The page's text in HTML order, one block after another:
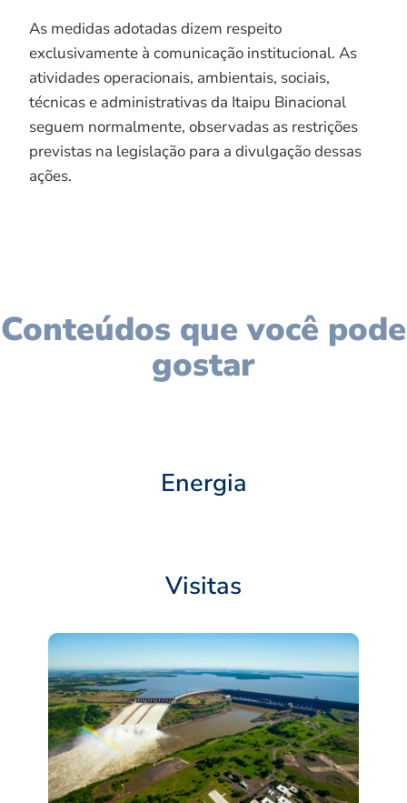
As medidas adotadas dizem respeito
exclusivamente à comunicação institucional. As
atividades operacionais, ambientais, sociais,
técnicas e administrativas da Itaipu Binacional
seguem normalmente, observadas as restrições
previstas na legislação para a divulgação dessas
ações.
Conteúdos que você pode
gostar
Energia
Visitas